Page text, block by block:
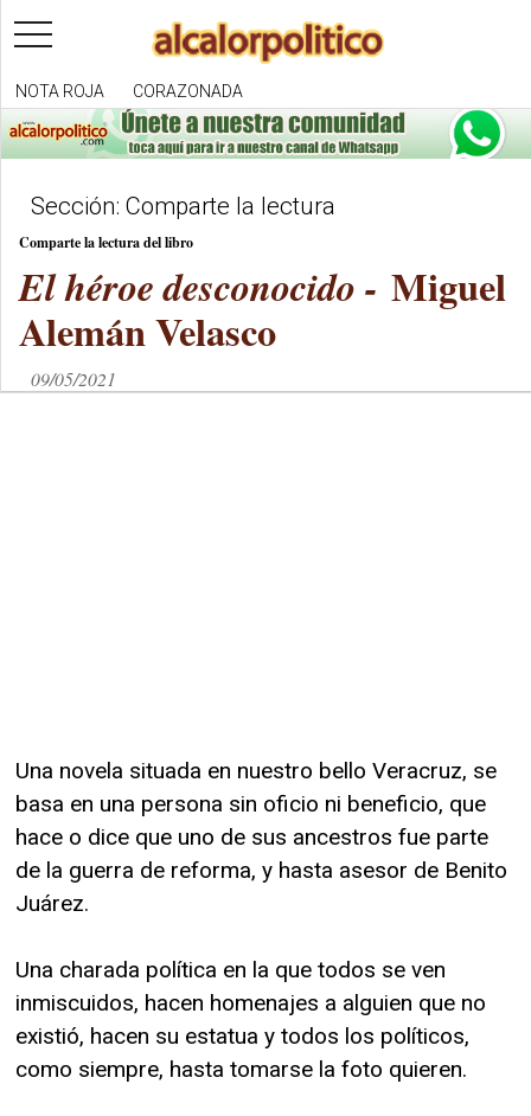
toggle
navigation
NOTA ROJA CORAZONADA
Sección: Comparte la lectura
Comparte la lectura del libro
El héroe desconocido - Miguel
Alemán Velasco
09/05/2021
Una novela situada en nuestro bello Veracruz, se
basa en una persona sin oficio ni beneficio, que
hace o dice que uno de sus ancestros fue parte
de la guerra de reforma, y hasta asesor de Benito
Juárez.
Una charada política en la que todos se ven
inmiscuidos, hacen homenajes a alguien que no
existió, hacen su estatua y todos los políticos,
como siempre, hasta tomarse la foto quieren.